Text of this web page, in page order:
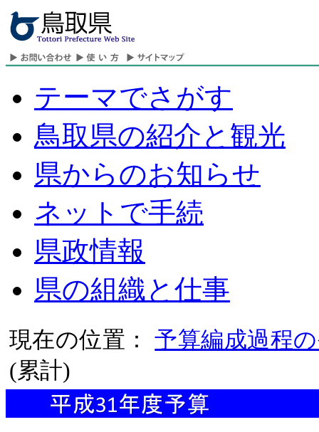
テーマでさがす
鳥取県の紹介と観光
県からのお知らせ
ネットで手続
県政情報
県の組織と仕事
現在の位置：予算編成過程
(累計)